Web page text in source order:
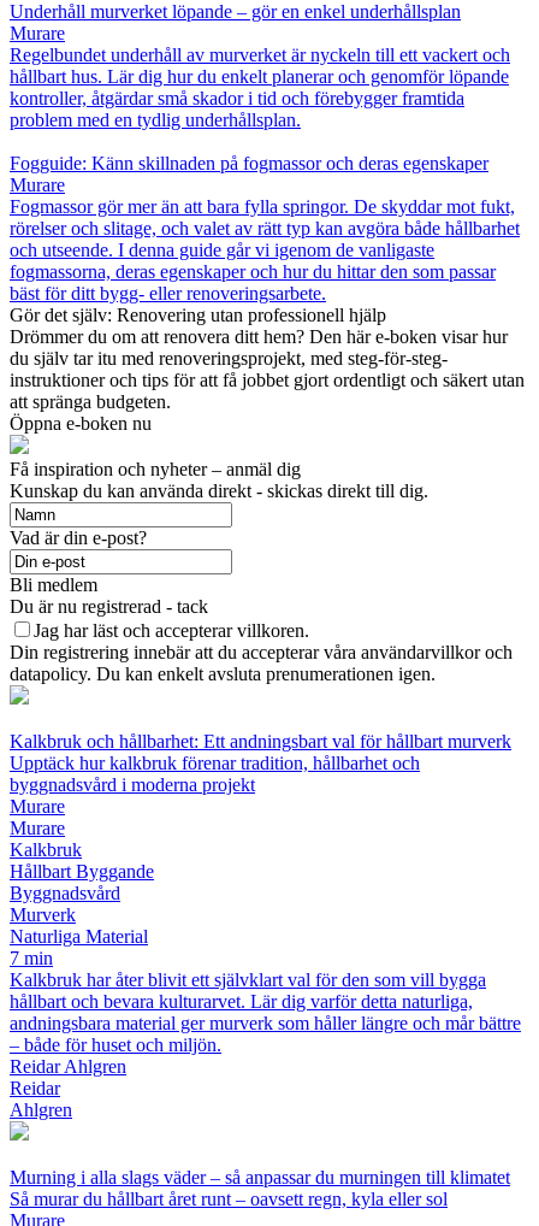
Underhåll murverket löpande – gör en enkel underhållsplan
Murare
Regelbundet underhåll av murverket är nyckeln till ett vackert och
hållbart hus. Lär dig hur du enkelt planerar och genomför löpande
kontroller, åtgärdar små skador i tid och förebygger framtida
problem med en tydlig underhållsplan.
Fogguide: Känn skillnaden på fogmassor och deras egenskaper
Murare
Fogmassor gör mer än att bara fylla springor. De skyddar mot fukt,
rörelser och slitage, och valet av rätt typ kan avgöra både hållbarhet
och utseende. I denna guide går vi igenom de vanligaste
fogmassorna, deras egenskaper och hur du hittar den som passar
bäst för ditt bygg- eller renoveringsarbete.
Gör det själv: Renovering utan professionell hjälp
Drömmer du om att renovera ditt hem? Den här e-boken visar hur
du själv tar itu med renoveringsprojekt, med steg-för-steg-
instruktioner och tips för att få jobbet gjort ordentligt och säkert utan
att spränga budgeten.
Öppna e-boken nu
Få inspiration och nyheter – anmäl dig
Kunskap du kan använda direkt - skickas direkt till dig.
Vad är din e-post?
Bli medlem
Du är nu registrerad - tack
Jag har läst och accepterar villkoren.
Din registrering innebär att du accepterar våra användarvillkor och
datapolicy. Du kan enkelt avsluta prenumerationen igen.
Kalkbruk och hållbarhet: Ett andningsbart val för hållbart murverk
Upptäck hur kalkbruk förenar tradition, hållbarhet och
byggnadsvård i moderna projekt
Murare
Murare
Kalkbruk
Hållbart Byggande
Byggnadsvård
Murverk
Naturliga Material
7 min
Kalkbruk har åter blivit ett självklart val för den som vill bygga
hållbart och bevara kulturarvet. Lär dig varför detta naturliga,
andningsbara material ger murverk som håller längre och mår bättre
– både för huset och miljön.
Reidar Ahlgren
Reidar
Ahlgren
Murning i alla slags väder – så anpassar du murningen till klimatet
Så murar du hållbart året runt – oavsett regn, kyla eller sol
Murare